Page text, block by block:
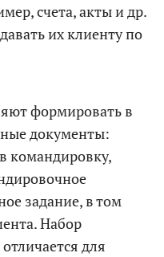
счета, акты и др.
их клиенту по
формировать в
документы:
командировку,
задание, в том
Набор
для